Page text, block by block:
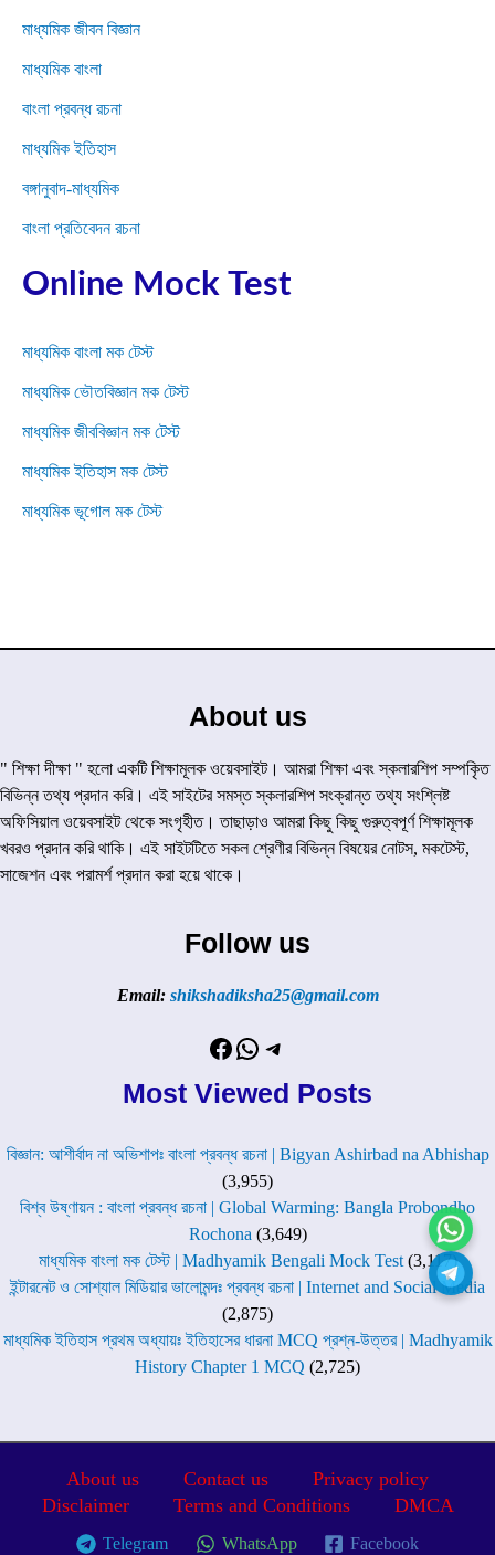
মাধ্যমিক জীবন বিজ্ঞান
মাধ্যমিক বাংলা
বাংলা প্রবন্ধ রচনা
মাধ্যমিক ইতিহাস
বঙ্গানুবাদ-মাধ্যমিক
বাংলা প্রতিবেদন রচনা
Online Mock Test
মাধ্যমিক বাংলা মক টেস্ট
মাধ্যমিক ভৌতবিজ্ঞান মক টেস্ট
মাধ্যমিক জীববিজ্ঞান মক টেস্ট
মাধ্যমিক ইতিহাস মক টেস্ট
মাধ্যমিক ভূগোল মক টেস্ট
About us
" শিক্ষা দীক্ষা " হলো একটি শিক্ষামূলক ওয়েবসাইট। আমরা শিক্ষা এবং স্কলারশিপ সম্পকৃিত
বিভিন্ন তথ্য প্রদান করি। এই সাইটের সমস্ত স্কলারশিপ সংক্রান্ত তথ্য সংশ্লিষ্ট
অফিসিয়াল ওয়েবসাইট থেকে সংগৃহীত। তাছাড়াও আমরা কিছু কিছু গুরুত্বপূর্ণ শিক্ষামূলক
খবরও প্রদান করি থাকি। এই সাইটটিতে সকল শ্রেণীর বিভিন্ন বিষয়ের নোটস, মকটেস্ট,
সাজেশন এবং পরামর্শ প্রদান করা হয়ে থাকে।
Follow us
Email: shikshadiksha25@gmail.com
Facebook
WhatsApp
Telegram
Most Viewed Posts
বিজ্ঞান: আশীর্বাদ না অভিশাপঃ বাংলা প্রবন্ধ রচনা | Bigyan Ashirbad na Abhishap
(3,955)
বিশ্ব উষ্ণায়ন : বাংলা প্রবন্ধ রচনা | Global Warming: Bangla Probondho
Rochona (3,649)
মাধ্যমিক বাংলা মক টেস্ট | Madhyamik Bengali Mock Test (3,117)
ইন্টারনেট ও সোশ্যাল মিডিয়ার ভালোমন্দঃ প্রবন্ধ রচনা | Internet and Social Media
(2,875)
মাধ্যমিক ইতিহাস প্রথম অধ্যায়ঃ ইতিহাসের ধারনা MCQ প্রশ্ন-উত্তর | Madhyamik
History Chapter 1 MCQ (2,725)
About us Contact us
Privacy policy
Disclaimer
Terms and Conditions DMCA
Telegram WhatsApp Facebook